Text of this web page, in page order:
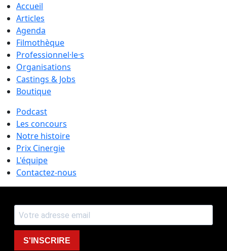
Accueil
Articles
Agenda
Filmothèque
Professionnel·le·s
Organisations
Castings & Jobs
Boutique
Podcast
Les concours
Notre histoire
Prix Cinergie
L'équipe
Contactez-nous
S'INSCRIRE